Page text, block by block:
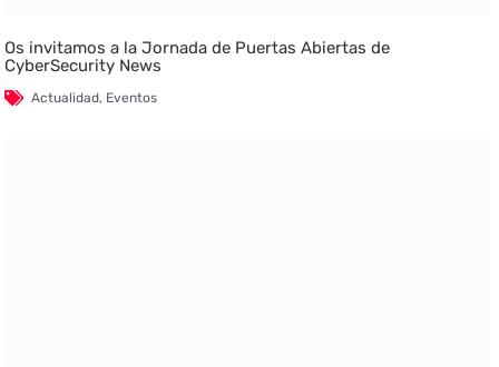
Os invitamos a la Jornada de Puertas Abiertas de
CyberSecurity News
Actualidad, Eventos